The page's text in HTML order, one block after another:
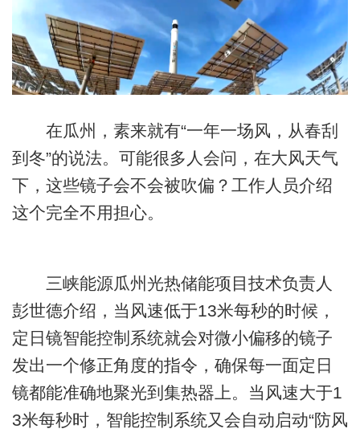
在瓜州，素来就有“一年一场风，从春刮
到冬”的说法。可能很多人会问，在大风天气
下，这些镜子会不会被吹偏？工作人员介绍
这个完全不用担心。
三峡能源瓜州光热储能项目技术负责人
彭世德介绍，当风速低于13米每秒的时候，
定日镜智能控制系统就会对微小偏移的镜子
发出一个修正角度的指令，确保每一面定日
镜都能准确地聚光到集热器上。当风速大于1
3米每秒时，智能控制系统又会自动启动“防风